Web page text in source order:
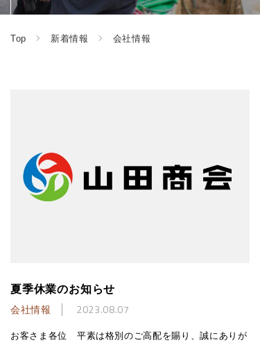
Top 新着情報 会社情報
夏季休業のお知らせ
会社情報 2023.08.07
お客さま各位 平素は格別のご高配を賜り、誠にありが